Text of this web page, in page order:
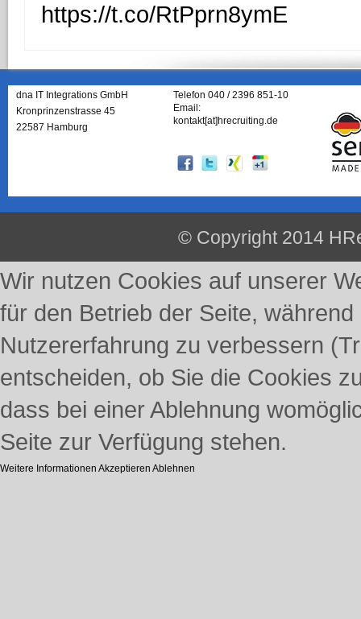
https://t.co/RtPprn8ymE
dna IT Integrations GmbH
Kronprinzenstrasse 45
22587 Hamburg
Telefon 040 / 2396 851-10
Email:
kontakt[at]hrecruiting.de
© Copyright 2014
Wir nutzen Cookies auf unserer
für den Betrieb der Seite,
Nutzererfahrung zu verbessern
entscheiden, ob Sie die Cookies
dass bei einer Ablehnung
Seite zur Verfügung stehen.
Weitere Informationen Akzeptieren Ablehnen